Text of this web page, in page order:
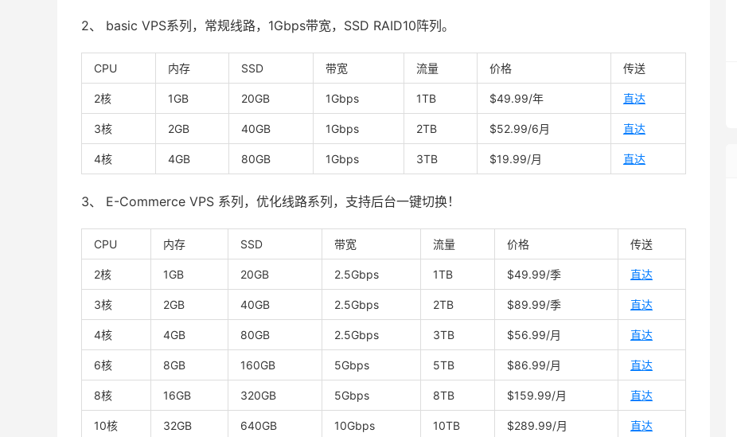
2、 basic VPS系列，常规线路，1Gbps带宽，SSD RAID10阵列。
CPU 内存 SSD 带宽 流量 价格 传送
2核 1GB 20GB 1Gbps 1TB $49.99/年 直达
3核 2GB 40GB 1Gbps 2TB $52.99/6月 直达
4核 4GB 80GB 1Gbps 3TB $19.99/月 直达
3、 E-Commerce VPS 系列，优化线路系列，支持后台一键切换！
CPU 内存 SSD 带宽 流量 价格 传送
2核 1GB 20GB 2.5Gbps 1TB $49.99/季 直达
3核 2GB 40GB 2.5Gbps 2TB $89.99/季 直达
4核 4GB 80GB 2.5Gbps 3TB $56.99/月 直达
6核 8GB 160GB 5Gbps 5TB $86.99/月 直达
8核 16GB 320GB 5Gbps 8TB $159.99/月 直达
10核 32GB 640GB 10Gbps 10TB $289.99/月 直达